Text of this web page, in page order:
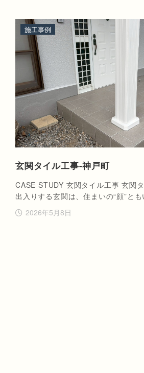
玄関タイル工事-神戸町
CASE STUDY 玄関タイル工事 玄関
出入りする玄関は、住まいの“顔”と
2026年5月8日
施工事例